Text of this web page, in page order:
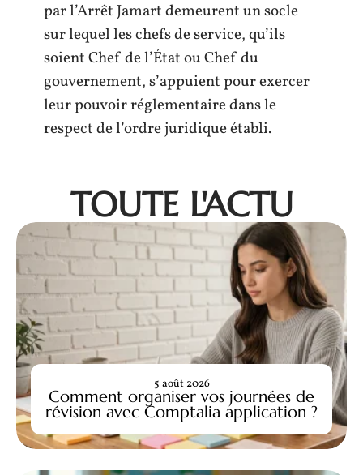
par l’Arrêt Jamart demeurent un socle
sur lequel les chefs de service, qu’ils
soient Chef de l’État ou Chef du
gouvernement, s’appuient pour exercer
leur pouvoir réglementaire dans le
respect de l’ordre juridique établi.
TOUTE L'ACTU
Comment organiser vos journées de
révision avec Comptalia application ?
5 août 2026